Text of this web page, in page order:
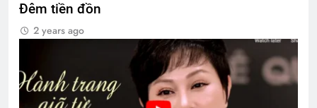
Đêm tiền đồn
2 years ago